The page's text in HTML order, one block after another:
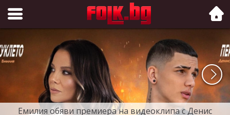
Folk.bg
Емилия обяви премиера на видеоклипа с Денис